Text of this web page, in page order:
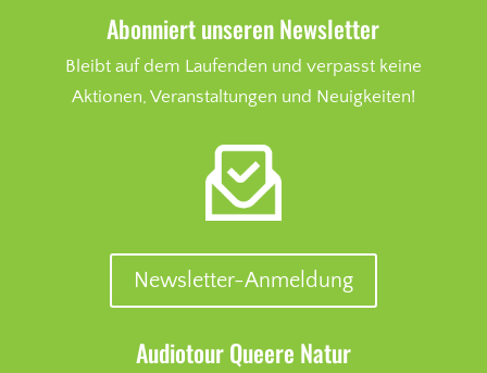
Abonniert unseren Newsletter
Bleibt auf dem Laufenden und verpasst keine
Aktionen, Veranstaltungen und Neuigkeiten!
Newsletter-Anmeldung
Audiotour Queere Natur